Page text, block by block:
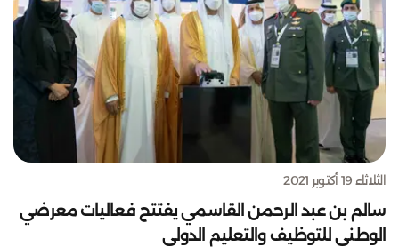
الثلاثاء 19 أكتوبر 2021
سالم بن عبد الرحمن القاسمي يفتتح فعاليات معرضي
الوطني للتوظيف والتعليم الدولي